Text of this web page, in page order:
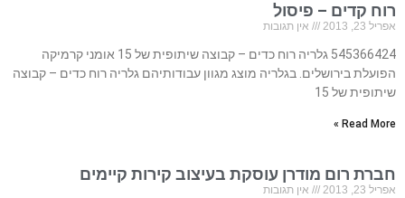
רוח קדים – פיסול
אפריל 23, 2013 אין תגובות
545366424 גלריה רוח כדים – קבוצה שיתופית של 15 אומני קרמיקה
הפועלת בירושלים. בגלריה מוצג מגוון עבודותיהם גלריה רוח כדים – קבוצה
שיתופית של 15
Read More »
חברת רום מודרן עוסקת בעיצוב קירות קיימים
אפריל 23, 2013 אין תגובות